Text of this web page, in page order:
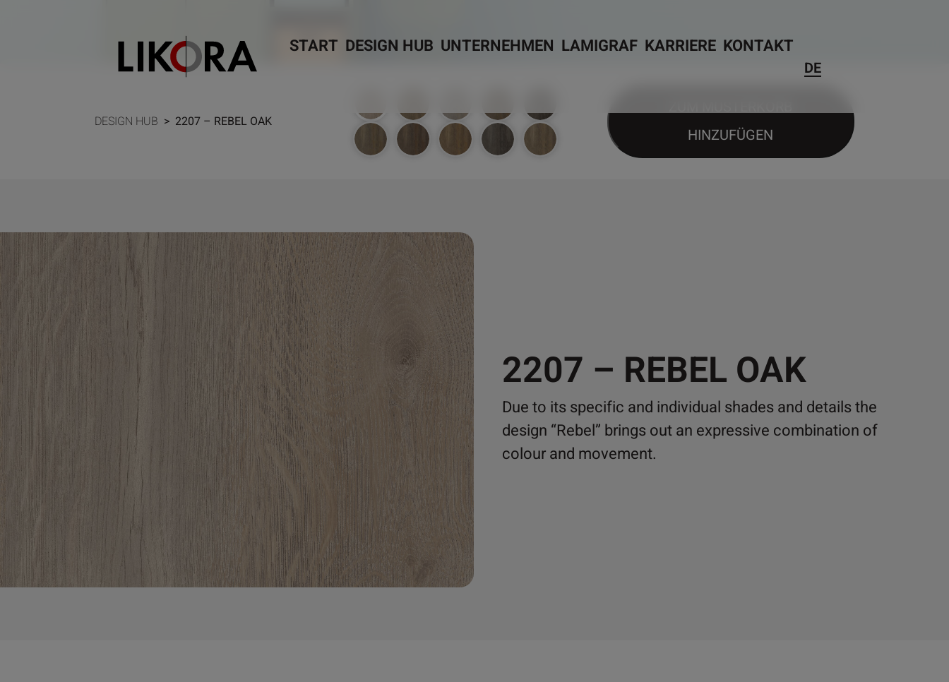
START DESIGN HUB UNTERNEHMEN LAMIGRAF KARRIERE KONTAKT
DE
DESIGN HUB > 2207 – REBEL OAK
HINZUFÜGEN
2207 – REBEL OAK
Due to its specific and individual shades and details the
design “Rebel” brings out an expressive combination of
colour and movement.